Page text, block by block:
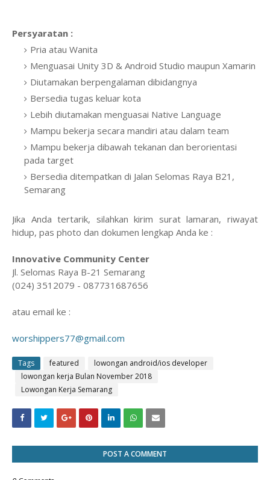
Persyaratan :
Pria atau Wanita
Menguasai Unity 3D & Android Studio maupun Xamarin
Diutamakan berpengalaman dibidangnya
Bersedia tugas keluar kota
Lebih diutamakan menguasai Native Language
Mampu bekerja secara mandiri atau dalam team
Mampu bekerja dibawah tekanan dan berorientasi
pada target
Bersedia ditempatkan di Jalan Selomas Raya B21,
Semarang
Jika Anda tertarik, silahkan kirim surat lamaran, riwayat
hidup, pas photo dan dokumen lengkap Anda ke :
Innovative Community Center
Jl. Selomas Raya B-21 Semarang
(024) 3512079 - 087731687656
atau email ke :
worshippers77@gmail.com
Tags featured
lowongan android/ios developer
lowongan kerja Bulan November 2018
Lowongan Kerja Semarang
POST A COMMENT